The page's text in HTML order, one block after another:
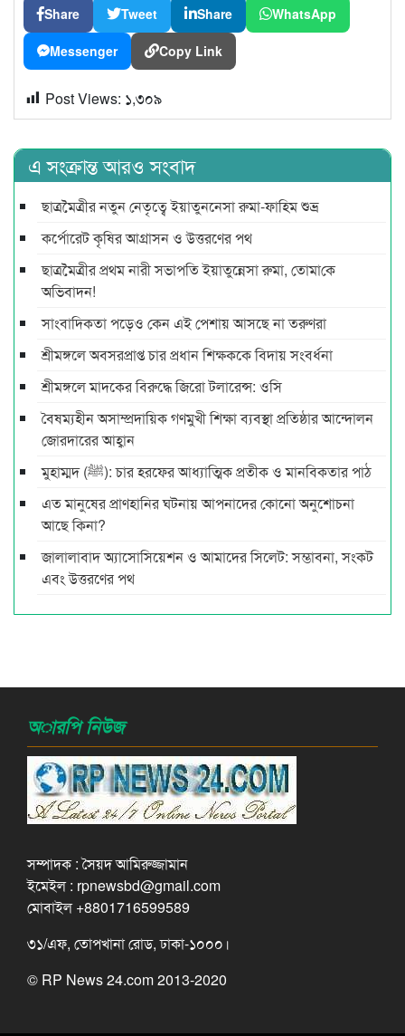
Share Tweet Share WhatsApp
Messenger Copy Link
Post Views: ১,৩০৯
এ সংক্রান্ত আরও সংবাদ
ছাত্রমৈত্রীর নতুন নেতৃত্বে ইয়াতুননেসা রুমা-ফাহিম শুভ্র
কর্পোরেট কৃষির আগ্রাসন ও উত্তরণের পথ
ছাত্রমৈত্রীর প্রথম নারী সভাপ‌তি ইয়াতুন্নেসা রুমা, তোমা‌কে
অ‌ভিবাদন!
সাংবাদিকতা পড়েও কেন এই পেশায় আসছে না তরুণরা
শ্রীমঙ্গলে অবসরপ্রাপ্ত চার প্রধান শিক্ষককে বিদায় সংবর্ধনা
শ্রীমঙ্গলে মাদকের বিরুদ্ধে জিরো টলারেন্স: ওসি
বৈষম্যহীন অসাম্প্রদায়িক গণমুখী শিক্ষা ব্যবস্থা প্রতিষ্ঠার আন্দোলন
জোরদারের আহ্বান
মুহাম্মদ (ﷺ): চার হরফের আধ্যাত্মিক প্রতীক ও মানবিকতার পাঠ
এত মানুষের প্রাণহানির ঘটনায় আপনাদের কোনো অনুশোচনা
আছে কিনা?
জালালাবাদ অ্যাসোসিয়েশন ও আমাদের সিলেট: সম্ভাবনা, সংকট
এবং উত্তরণের পথ
অারপি নিউজ
সম্পাদক : সৈয়দ আমিরুজ্জামান
ইমেইল : rpnewsbd@gmail.com
মোবাইল +8801716599589
৩১/এফ, তোপখানা রোড, ঢাকা-১০০০।
© RP News 24.com 2013-2020